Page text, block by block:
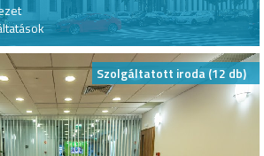
Szolgáltatott iroda (12 db)